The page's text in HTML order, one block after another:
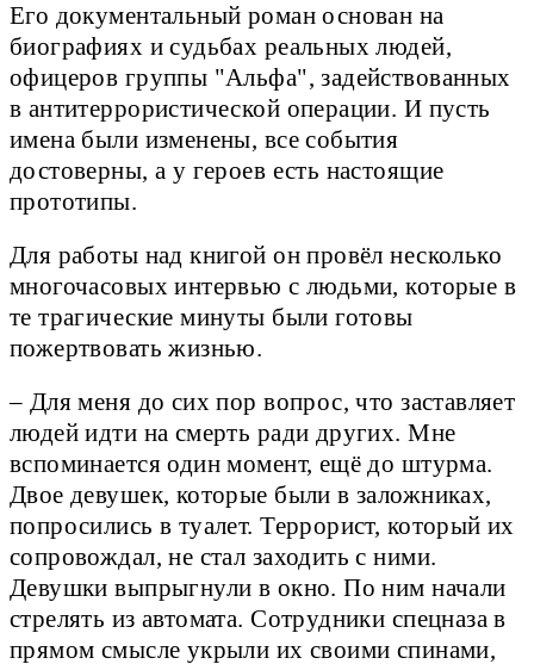
Его документальный роман основан на
биографиях и судьбах реальных людей,
офицеров группы "Альфа", задействованных
в антитеррористической операции. И пусть
имена были изменены, все события
достоверны, а у героев есть настоящие
прототипы.
Для работы над книгой он провёл несколько
многочасовых интервью с людьми, которые в
те трагические минуты были готовы
пожертвовать жизнью.
– Для меня до сих пор вопрос, что заставляет
людей идти на смерть ради других. Мне
вспоминается один момент, ещё до штурма.
Двое девушек, которые были в заложниках,
попросились в туалет. Террорист, который их
сопровождал, не стал заходить с ними.
Девушки выпрыгнули в окно. По ним начали
стрелять из автомата. Сотрудники спецназа в
прямом смысле укрыли их своими спинами,